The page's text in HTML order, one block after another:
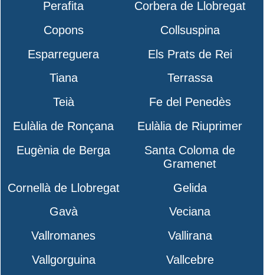
Perafita
Corbera de Llobregat
Copons
Collsuspina
Esparreguera
Els Prats de Rei
Tiana
Terrassa
Teià
Fe del Penedès
Eulàlia de Ronçana
Eulàlia de Riuprimer
Eugènia de Berga
Santa Coloma de
Gramenet
Cornellà de Llobregat
Gelida
Gavà
Veciana
Vallromanes
Vallirana
Vallgorguina
Vallcebre